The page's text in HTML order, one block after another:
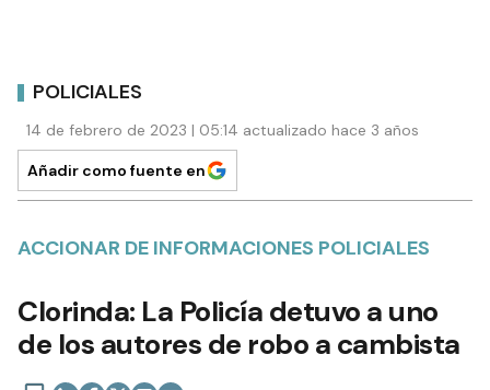
POLICIALES
14 de febrero de 2023 | 05:14 actualizado hace 3 años
Añadir como fuente en
ACCIONAR DE INFORMACIONES POLICIALES
Clorinda: La Policía detuvo a uno
de los autores de robo a cambista